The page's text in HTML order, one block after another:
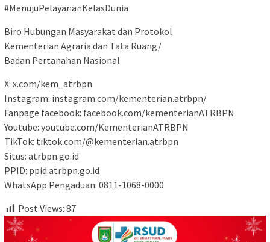
#MenujuPelayananKelasDunia
Biro Hubungan Masyarakat dan Protokol
Kementerian Agraria dan Tata Ruang/
Badan Pertanahan Nasional
X: x.com/kem_atrbpn
Instagram: instagram.com/kementerian.atrbpn/
Fanpage facebook: facebook.com/kementerianATRBPN
Youtube: youtube.com/KementerianATRBPN
TikTok: tiktok.com/@kementerian.atrbpn
Situs: atrbpn.go.id
PPID: ppid.atrbpn.go.id
WhatsApp Pengaduan: 0811-1068-0000
Post Views: 87